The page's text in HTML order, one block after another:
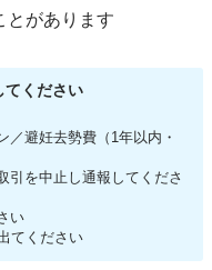
とがあります
てください
／避妊去勢費（1年以内・
引を中止し通報してくださ
い
てください